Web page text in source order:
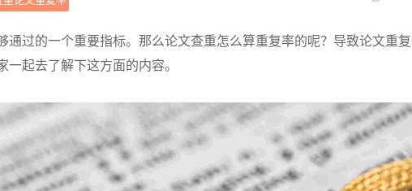
通过的一个重要指标。那么论文查重怎么算重复率的呢？导致论文重
起去了解下这方面的内容。